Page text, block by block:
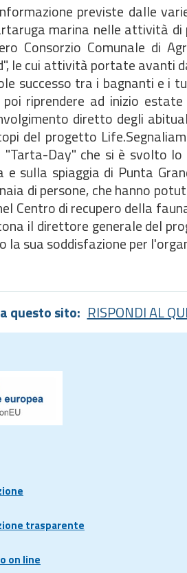
previste dalle
marina nelle attività di
Consorzio Comunale di
le cui attività portate
successo tra i bagnanti e i
riprendere ad inizio
diretto degli
del progetto
Day" che si è svolto lo
sulla spiaggia di Punta
di persone, che hanno
Centro di recupero della
il direttore generale del
sua soddisfazione per
questo sito: RISPONDI AL
trasparente
on line